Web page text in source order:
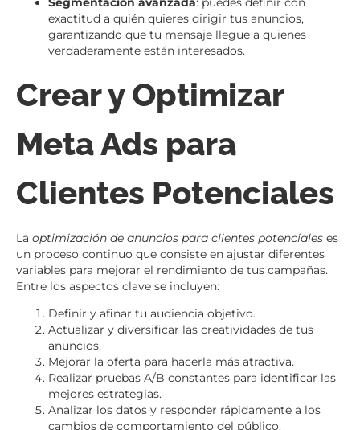
exactitud a quién quieres dirigir tus anuncios,
garantizando que tu mensaje llegue a quienes
verdaderamente están interesados.
Crear y Optimizar
Meta Ads para
Clientes Potenciales
La optimización de anuncios para clientes potenciales es
un proceso continuo que consiste en ajustar diferentes
variables para mejorar el rendimiento de tus campañas.
Entre los aspectos clave se incluyen:
Definir y afinar tu audiencia objetivo.
Actualizar y diversificar las creatividades de tus
anuncios.
Mejorar la oferta para hacerla más atractiva.
Realizar pruebas A/B constantes para identificar las
mejores estrategias.
Analizar los datos y responder rápidamente a los
cambios de comportamiento del público.